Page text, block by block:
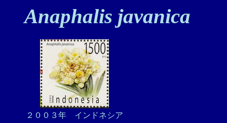
Anaphalis javanica
２００３年 インドネシア